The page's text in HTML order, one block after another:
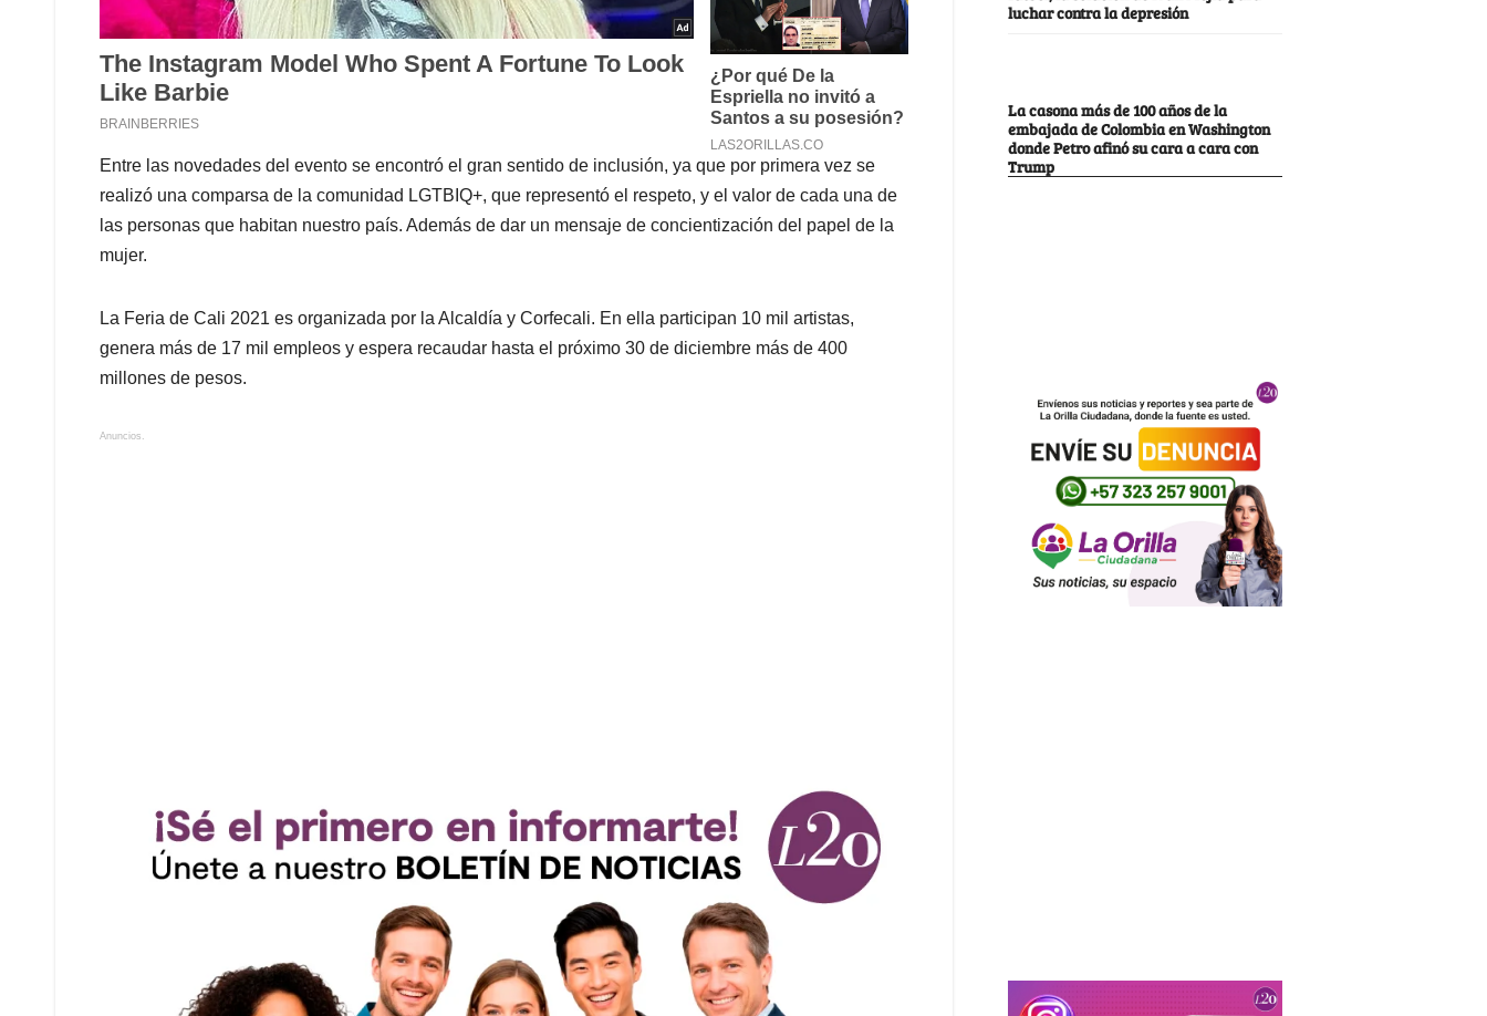
Entre las novedades del evento se encontró el gran sentido de inclusión, ya que por primera vez se
realizó una comparsa de la comunidad LGTBIQ+, que representó el respeto, y el valor de cada una de
las personas que habitan nuestro país. Además de dar un mensaje de concientización del papel de la
mujer.
La Feria de Cali 2021 es organizada por la Alcaldía y Corfecali. En ella participan 10 mil artistas,
genera más de 17 mil empleos y espera recaudar hasta el próximo 30 de diciembre más de 400
millones de pesos.
Anuncios.
luchar contra la depresión
La casona más de 100 años de la
embajada de Colombia en Washington
donde Petro afinó su cara a cara con
Trump